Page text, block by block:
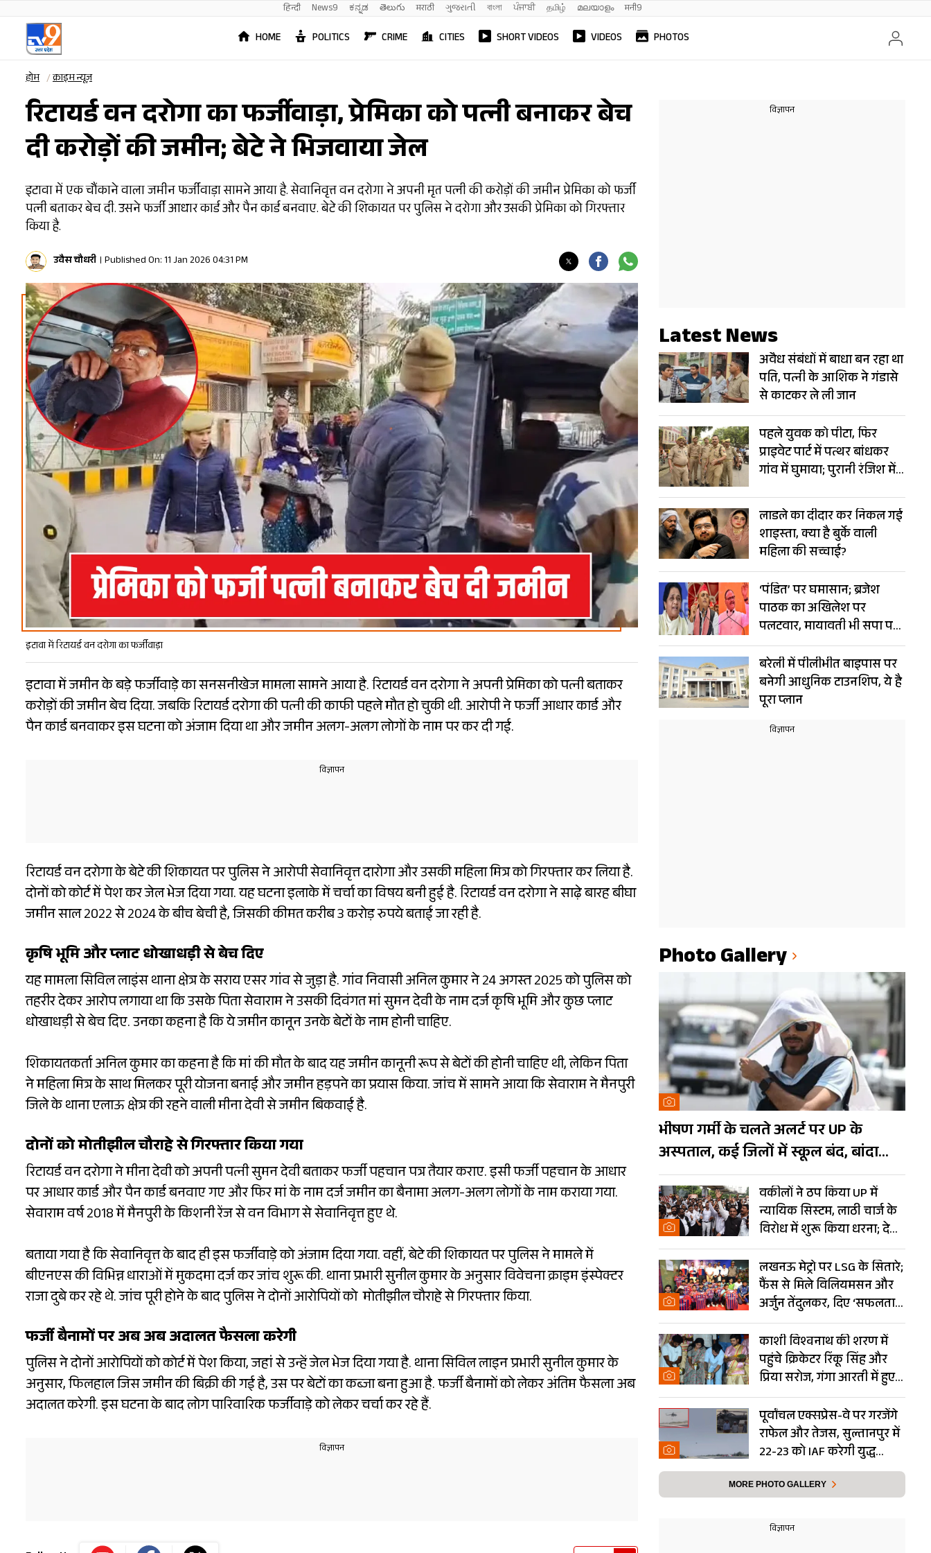
हिन्दी News9 ಕನ್ನಡ తెలుగు मराठी ગુજરાતી বাংলা ਪੰਜਾਬੀ தமிழ் മലയാളം मनी9
HOME POLITICS CRIME CITIES SHORT VIDEOS VIDEOS PHOTOS
होम क्राइम न्यूज़
रिटायर्ड वन दरोगा का फर्जीवाड़ा, प्रेमिका को पत्नी बनाकर बेच
दी करोड़ों की जमीन; बेटे ने भिजवाया जेल
इटावा में एक चौंकाने वाला जमीन फर्जीवाड़ा सामने आया है. सेवानिवृत्त वन दरोगा ने अपनी मृत पत्नी की करोड़ों की जमीन प्रेमिका को फर्जी
पत्नी बताकर बेच दी. उसने फर्जी आधार कार्ड और पैन कार्ड बनवाए. बेटे की शिकायत पर पुलिस ने दरोगा और उसकी प्रेमिका को गिरफ्तार
किया है.
उवैस चौधरी Published On: 11 Jan 2026 04:31 PM
इटावा में रिटायर्ड वन दरोगा का फर्जीवाड़ा
इटावा में जमीन के बड़े फर्जीवाड़े का सनसनीखेज मामला सामने आया है. रिटायर्ड वन दरोगा ने अपनी प्रेमिका को पत्नी बताकर
करोड़ों की जमीन बेच दिया. जबकि रिटायर्ड दरोगा की पत्नी की काफी पहले मौत हो चुकी थी. आरोपी ने फर्जी आधार कार्ड और
पैन कार्ड बनवाकर इस घटना को अंजाम दिया था और जमीन अलग-अलग लोगों के नाम पर कर दी गई.
रिटायर्ड वन दरोगा के बेटे की शिकायत पर पुलिस ने आरोपी सेवानिवृत्त दारोगा और उसकी महिला मित्र को गिरफ्तार कर लिया है.
दोनों को कोर्ट में पेश कर जेल भेज दिया गया. यह घटना इलाके में चर्चा का विषय बनी हुई है. रिटायर्ड वन दरोगा ने साढ़े बारह बीघा
जमीन साल 2022 से 2024 के बीच बेची है, जिसकी कीमत करीब 3 करोड़ रुपये बताई जा रही है.
कृषि भूमि और प्लाट धोखाधड़ी से बेच दिए
यह मामला सिविल लाइंस थाना क्षेत्र के सराय एसर गांव से जुड़ा है. गांव निवासी अनिल कुमार ने 24 अगस्त 2025 को पुलिस को
तहरीर देकर आरोप लगाया था कि उसके पिता सेवाराम ने उसकी दिवंगत मां सुमन देवी के नाम दर्ज कृषि भूमि और कुछ प्लाट
धोखाधड़ी से बेच दिए. उनका कहना है कि ये जमीन कानून उनके बेटों के नाम होनी चाहिए.
शिकायतकर्ता अनिल कुमार का कहना है कि मां की मौत के बाद यह जमीन कानूनी रूप से बेटों की होनी चाहिए थी, लेकिन पिता
ने महिला मित्र के साथ मिलकर पूरी योजना बनाई और जमीन हड़पने का प्रयास किया. जांच में सामने आया कि सेवाराम ने मैनपुरी
जिले के थाना एलाऊ क्षेत्र की रहने वाली मीना देवी से जमीन बिकवाई है.
दोनों को मोतीझील चौराहे से गिरफ्तार किया गया
रिटायर्ड वन दरोगा ने मीना देवी को अपनी पत्नी सुमन देवी बताकर फर्जी पहचान पत्र तैयार कराए. इसी फर्जी पहचान के आधार
पर आधार कार्ड और पैन कार्ड बनवाए गए और फिर मां के नाम दर्ज जमीन का बैनामा अलग-अलग लोगों के नाम कराया गया.
सेवाराम वर्ष 2018 में मैनपुरी के किशनी रेंज से वन विभाग से सेवानिवृत्त हुए थे.
बताया गया है कि सेवानिवृत्त के बाद ही इस फर्जीवाड़े को अंजाम दिया गया. वहीं, बेटे की शिकायत पर पुलिस ने मामले में
बीएनएस की विभिन्न धाराओं में मुकदमा दर्ज कर जांच शुरू की. थाना प्रभारी सुनील कुमार के अनुसार विवेचना क्राइम इंस्पेक्टर
राजा दुबे कर रहे थे. जांच पूरी होने के बाद पुलिस ने दोनों आरोपियों को मोतीझील चौराहे से गिरफ्तार किया.
फर्जी बैनामों पर अब अब अदालत फैसला करेगी
पुलिस ने दोनों आरोपियों को कोर्ट में पेश किया, जहां से उन्हें जेल भेज दिया गया है. थाना सिविल लाइन प्रभारी सुनील कुमार के
अनुसार, फिलहाल जिस जमीन की बिक्री की गई है, उस पर बेटों का कब्जा बना हुआ है. फर्जी बैनामों को लेकर अंतिम फैसला अब
अदालत करेगी. इस घटना के बाद लोग पारिवारिक फर्जीवाड़े को लेकर चर्चा कर रहे हैं.
Latest News
अवैध संबंधों में बाधा बन रहा था
पति, पत्नी के आशिक ने गंडासे
से काटकर ले ली जान
पहले युवक को पीटा, फिर
प्राइवेट पार्ट में पत्थर बांधकर
गांव में घुमाया; पुरानी रंजिश में
लाडले का दीदार कर निकल गई
शाइस्ता, क्या है बुर्के वाली
महिला की सच्चाई?
‘पंडित’ पर घमासान; ब्रजेश
पाठक का अखिलेश पर
पलटवार, मायावती भी सपा पर
भड़कीं
बरेली में पीलीभीत बाइपास पर
बनेगी आधुनिक टाउनशिप, ये है
पूरा प्लान
Photo Gallery
भीषण गर्मी के चलते अलर्ट पर UP के
अस्पताल, कई जिलों में स्कूल बंद, बांदा
दुनिया का तीसरा सबसे गर्म शहर
वकीलों ने ठप किया UP में
न्यायिक सिस्टम, लाठी चार्ज के
विरोध में शुरू किया धरना; देखें
Photos
लखनऊ मेट्रो पर LSG के सितारे;
फैंस से मिले विलियमसन और
अर्जुन तेंदुलकर, दिए ‘सफलता
के मंत्र’- PHOTOS
काशी विश्वनाथ की शरण में
पहुंचे क्रिकेटर रिंकू सिंह और
प्रिया सरोज, गंगा आरती में हुए
शामिल- Photos
पूर्वांचल एक्सप्रेस-वे पर गरजेंगे
राफेल और तेजस, सुल्तानपुर में
22-23 को IAF करेगी युद्ध
अभ्यास
MORE PHOTO GALLERY